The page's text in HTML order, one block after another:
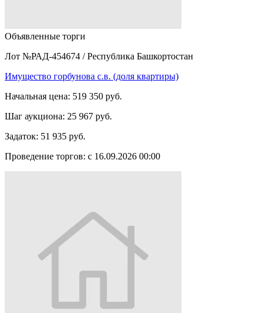
Объявленные торги
Лот №РАД-454674 / Республика Башкортостан
Имущество горбунова с.в. (доля квартиры)
Начальная цена: 519 350 руб.
Шаг аукциона: 25 967 руб.
Задаток: 51 935 руб.
Проведение торгов: с 16.09.2026 00:00